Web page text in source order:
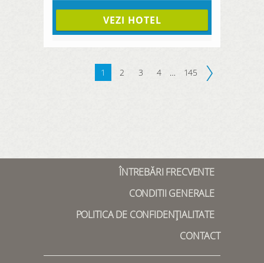
VEZI HOTEL
1 2 3 4 … 145
ÎNTREBĂRI FRECVENTE
CONDITII GENERALE
POLITICA DE CONFIDENȚIALITATE
CONTACT